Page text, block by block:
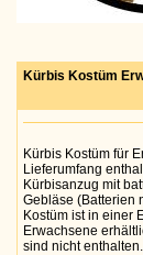
Kürbis Kostüm
Kürbis Kostüm für
Lieferumfang
Kürbisanzug mit
Gebläse (Batterien
Kostüm ist in einer
Erwachsene
sind nicht